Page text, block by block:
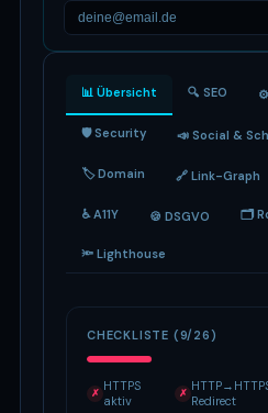
📊 Übersicht 🔍 SEO
🛡 Security 📣 Social &
🏷 Domain 🔗 Link-Graph
♿ A11Y 🍪 DSGVO 🗂
🔦 Lighthouse
CHECKLISTE (9/26)
✗ HTTPS
aktiv
✗ Redirect